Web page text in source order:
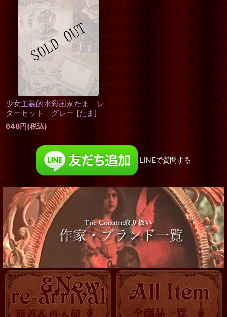
少女主義的水彩画家たま レ
ターセット グレー [たま]
648円(税込)
LINEで質問する